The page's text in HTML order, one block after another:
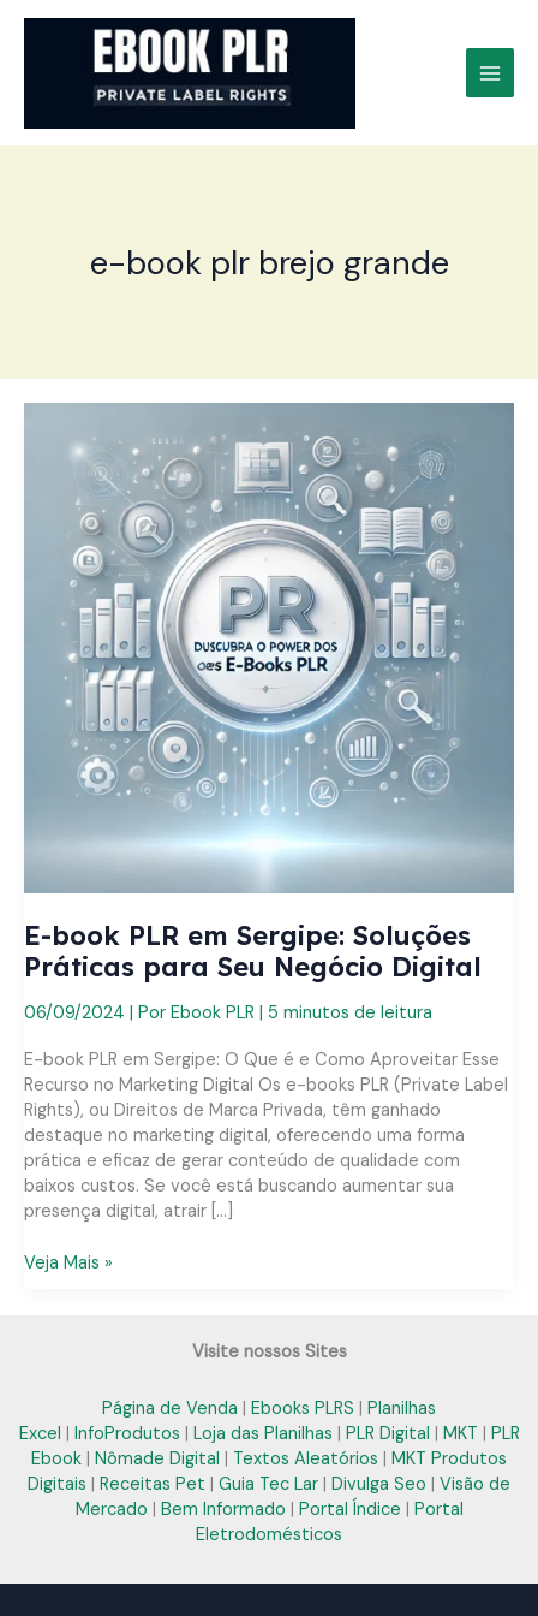
e-book plr brejo grande
E-book PLR em Sergipe: Soluções
Práticas para Seu Negócio Digital
06/09/2024 | Por Ebook PLR 5 minutos de leitura
E-book PLR em Sergipe: O Que é e Como Aproveitar Esse
Recurso no Marketing Digital Os e-books PLR (Private Label
Rights), ou Direitos de Marca Privada, têm ganhado
destaque no marketing digital, oferecendo uma forma
prática e eficaz de gerar conteúdo de qualidade com
baixos custos. Se você está buscando aumentar sua
presença digital, atrair […]
E-
para
Seu
Negócio
Veja Mais »
Visite nossos Sites
Página de Venda | Ebooks PLRS | Planilhas
Excel | InfoProdutos | Loja das Planilhas | PLR Digital | MKT | PLR
Ebook | Nômade Digital | Textos Aleatórios | MKT Produtos
Digitais | Receitas Pet | Guia Tec Lar | Divulga Seo | Visão de
Mercado | Bem Informado | Portal Índice | Portal
Eletrodomésticos